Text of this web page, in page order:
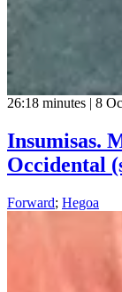
26:18 minutes | 8
Insumisas.
Occidental
Forward; Hegoa